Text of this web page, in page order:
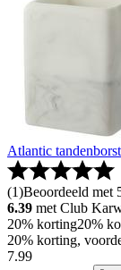
Atlantic
(1)Beoordeeld met
6.39 met Club
20% korting20%
20% korting,
7.99